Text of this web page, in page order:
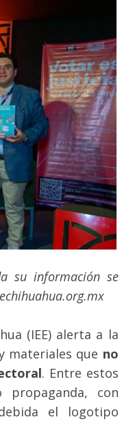
su información se
(IEE) alerta a la
materiales que no
. Entre estos
propaganda, con
el logotipo